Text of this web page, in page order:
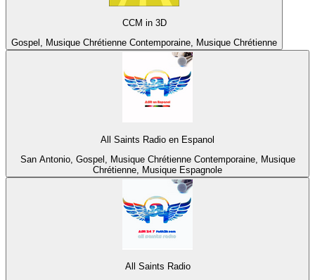
CCM in 3D
Gospel, Musique Chrétienne Contemporaine, Musique Chrétienne
All Saints Radio en Espanol
San Antonio, Gospel, Musique Chrétienne Contemporaine, Musique
Chrétienne, Musique Espagnole
All Saints Radio